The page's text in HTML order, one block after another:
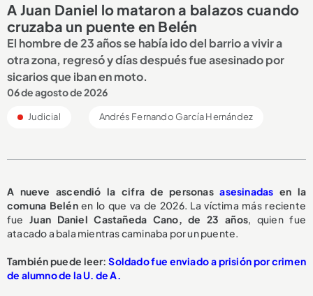
A Juan Daniel lo mataron a balazos cuando
cruzaba un puente en Belén
El hombre de 23 años se había ido del barrio a vivir a
otra zona, regresó y días después fue asesinado por
sicarios que iban en moto.
06 de agosto de 2026
Judicial Andrés Fernando García Hernández
A nueve ascendió la cifra de personasasesinadas en la
comuna Belénen lo que va de 2026. La víctima más reciente
fueJuan Daniel Castañeda Cano, de 23 años, quien fue
atacado a bala mientras caminaba por un puente.
También puede leer:Soldado fue enviado a prisión por crimen
de alumno de la U. de A.